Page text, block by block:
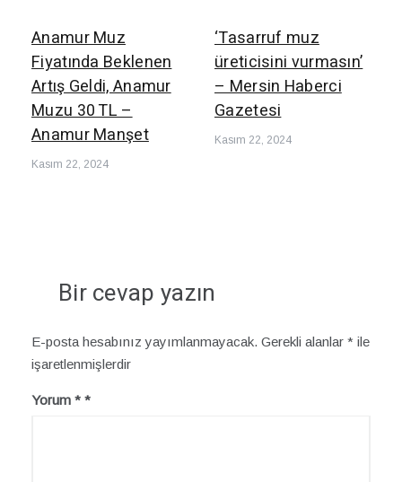
Anamur Muz
Fiyatında Beklenen
Artış Geldi, Anamur
Muzu 30 TL –
Anamur Manşet
Kasım 22, 2024
‘Tasarruf muz
üreticisini vurmasın’
– Mersin Haberci
Gazetesi
Kasım 22, 2024
Bir cevap yazın
E-posta hesabınız yayımlanmayacak. Gerekli alanlar * ile
işaretlenmişlerdir
Yorum *